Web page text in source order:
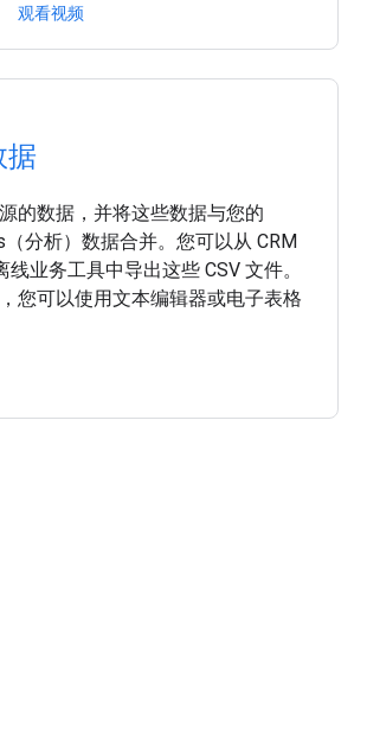
观看视频
据
的数据，并将这些数据与您的
分析）数据合并。您可以从 CRM
线业务工具中导出这些 CSV 文件。
您可以使用文本编辑器或电子表格